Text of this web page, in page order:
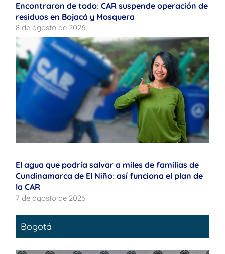
Encontraron de todo: CAR suspende operación de
residuos en Bojacá y Mosquera
8 de agosto de 2026
El agua que podría salvar a miles de familias de
Cundinamarca de El Niño: así funciona el plan de
la CAR
7 de agosto de 2026
Bogotá